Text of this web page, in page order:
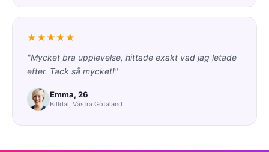
★★★★★
"Mycket bra upplevelse, hittade exakt vad jag letade
efter. Tack så mycket!"
Emma, 26
Billdal, Västra Götaland